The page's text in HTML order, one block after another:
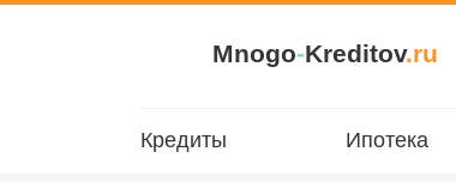
Mnogo-Kreditov.ru
Кредиты Ипотека